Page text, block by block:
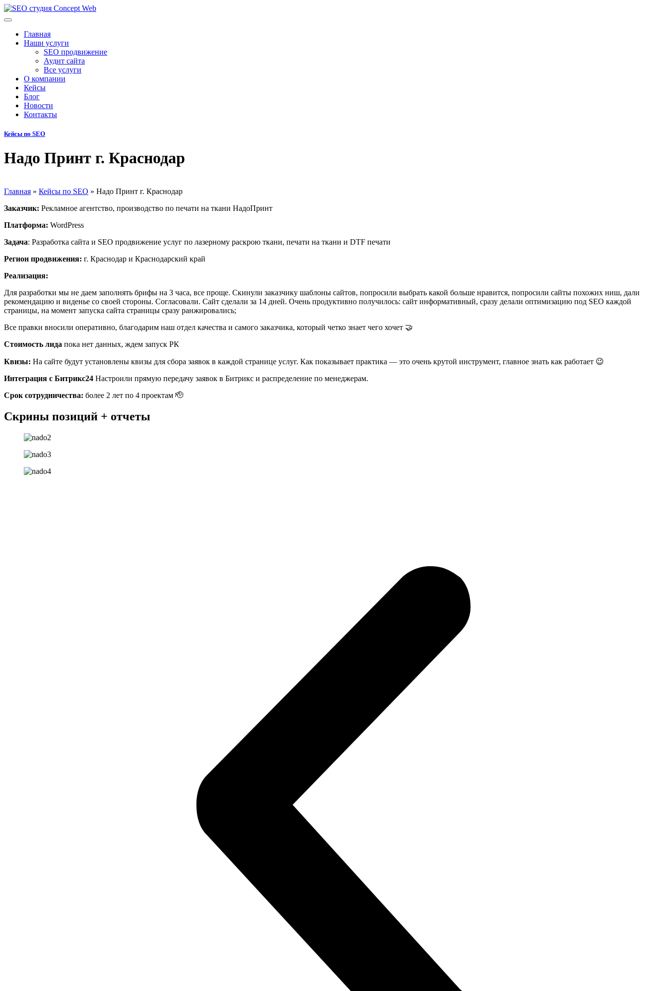
Главная
Наши услуги
SEO продвижение
Аудит сайта
Все услуги
О компании
Кейсы
Блог
Новости
Контакты
Кейсы по SEO
Надо Принт г. Краснодар
Главная » Кейсы по SEO » Надо Принт г. Краснодар
Заказчик: Рекламное агентство, производство по печати на ткани НадоПринт
Платформа: WordPress
Задача: Разработка сайта и SEO продвижение услуг по лазерному раскрою ткани, печати на ткани и DTF печати
Регион продвижения: г. Краснодар и Краснодарский край
Реализация:
Для разработки мы не даем заполнять брифы на 3 часа, все проще. Скинули заказчику шаблоны сайтов, попросили выбрать какой больше нравится, попросили сайты похожих ниш, дали
рекомендацию и виденье со своей стороны. Согласовали. Сайт сделали за 14 дней. Очень продуктивно получилось: сайт информативный, сразу делали оптимизацию под SEO каждой
страницы, на момент запуска сайта страницы сразу ранжировались;
Все правки вносили оперативно, благодарим наш отдел качества и самого заказчика, который четко знает чего хочет 🤝
Стоимость лида пока нет данных, ждем запуск РК
Квизы: На сайте будут установлены квизы для сбора заявок в каждой странице услуг. Как показывает практика — это очень крутой инструмент, главное знать как работает 😉
Интеграция с Битрикс24 Настроили прямую передачу заявок в Битрикс и распределение по менеджерам.
Срок сотрудничества: более 2 лет по 4 проектам 🫡
Скрины позиций + отчеты